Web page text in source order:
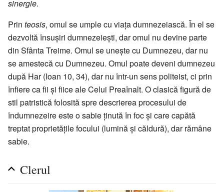
sinergie.
Prin teosis, omul se umple cu viața dumnezeiască. În el se
dezvoltă însușiri dumnezeiești, dar omul nu devine parte
din Sfânta Treime. Omul se unește cu Dumnezeu, dar nu
se amestecă cu Dumnezeu. Omul poate deveni dumnezeu
după Har (Ioan 10, 34), dar nu într-un sens politeist, ci prin
înfiere ca fii și fiice ale Celui Preaînalt. O clasică figură de
stil patristică folosită spre descrierea procesului de
îndumnezeire este o sabie ținută în foc și care capătă
treptat proprietățile focului (lumină și căldură), dar rămâne
sabie.
Clerul